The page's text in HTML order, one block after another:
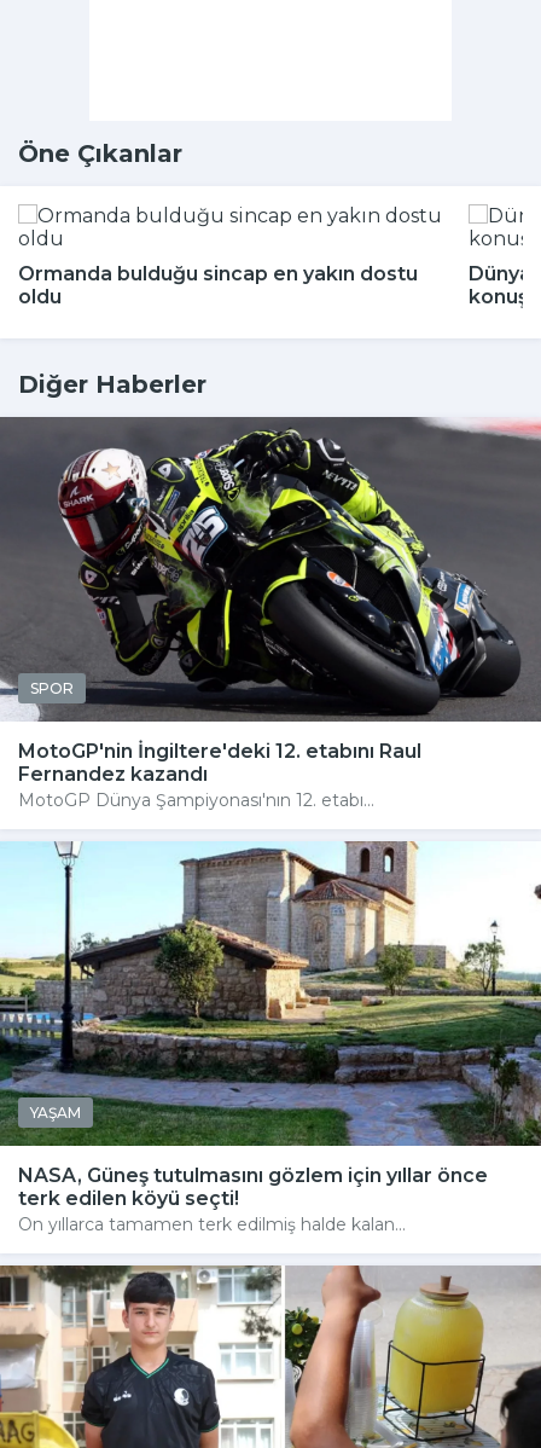
Öne Çıkanlar
Ormanda bulduğu sincap en yakın dostu
oldu
Dünya
Diğer Haberler
SPOR
MotoGP'nin İngiltere'deki 12. etabını Raul
Fernandez kazandı
MotoGP Dünya Şampiyonası'nın 12. etabı...
YAŞAM
NASA, Güneş tutulmasını gözlem için yıllar önce
terk edilen köyü seçti!
On yıllarca tamamen terk edilmiş halde kalan...